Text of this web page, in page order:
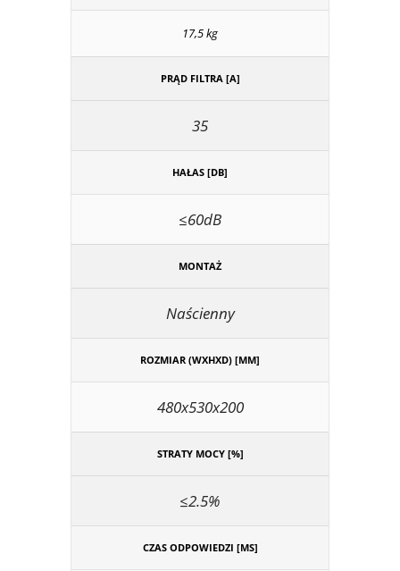
17,5 kg
PRĄD FILTRA [A]
35
HAŁAS [DB]
≤60dB
MONTAŻ
Naścienny
ROZMIAR (WXHXD) [MM]
480x530x200
STRATY MOCY [%]
≤2.5%
CZAS ODPOWIEDZI [MS]